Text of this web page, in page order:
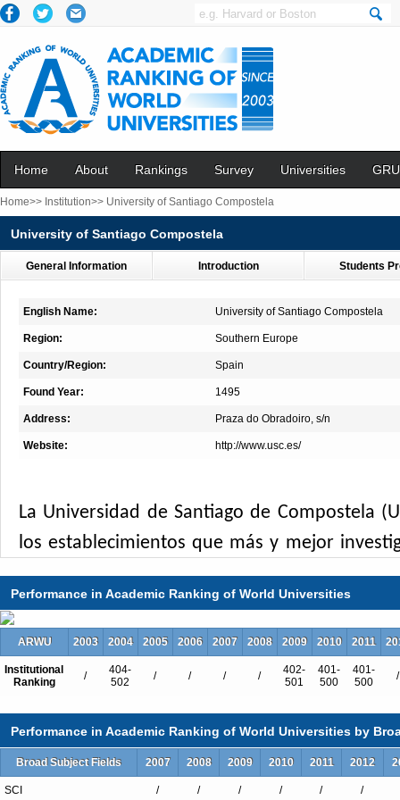
Home About Rankings Survey Universities
Home>> Institution>> University of Santiago Compostela
University of Santiago Compostela
General Information Introduction Students
English Name: University of Santiago Compostela
Region: Southern Europe
Country/Region: Spain
Found Year: 1495
Address: Praza do Obradoiro, s/n
Website: http://www.usc.es/
La Universidad de Santiago de Compostela
los establecimientos que más y mejor
España y esel destino de los mejores
de un número creciente de alumnado
asiático y americano.Con más de 500 años
universidades de maior tradición en España
Por el número de personas que integran la
la Universidad de Santiago es una ciudad de
Performance in Academic Ranking of World Universities
ARWU 2003 2004 2005 2006 2007 2008 2009 2010 2011
Institutional
Ranking
/
404-
502
/ / / /
402-
501
401-
500
401-
500
/
Performance in Academic Ranking of World Universities by
Broad Subject Fields 2007 2008 2009 2010 2011 2012
SCI / / / / / /